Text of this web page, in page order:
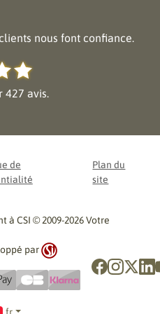
nous font confiance.
427 avis.
de
Plan du
site
CSI © 2009-2026 Votre
par
fr